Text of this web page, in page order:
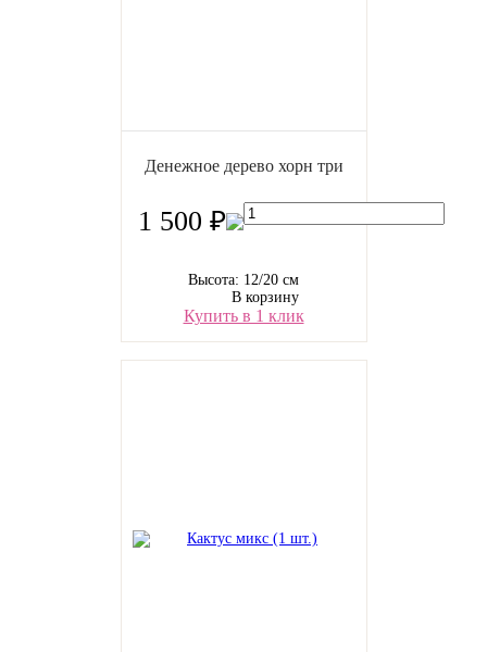
Денежное дерево хорн три
1 500 ₽
Высота: 12/20 см
В корзину
Купить в 1 клик